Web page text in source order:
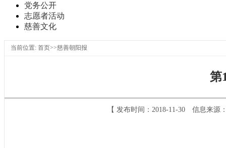
党务公开
志愿者活动
慈善文化
当前位置: 首页>>慈善朝阳报
第
【 发布时间：2018-11-30 信息来源